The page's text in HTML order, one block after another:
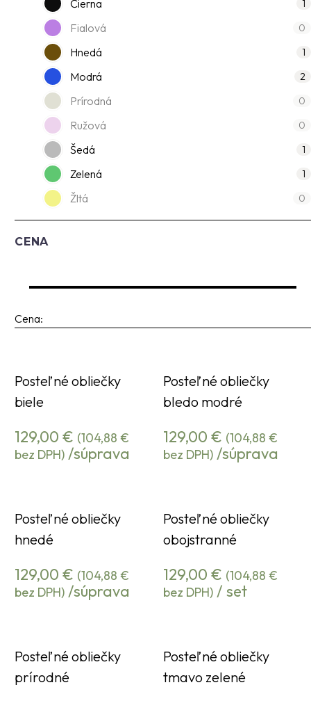
Čierna 1
Fialová 0
Hnedá 1
Modrá 2
Prírodná 0
Ružová 0
Šedá 1
Zelená 1
Žltá 0
CENA
Cena:
Posteľné obliečky
biele
129,00 € (104,88 €
bez DPH) /súprava
Posteľné obliečky
bledo modré
129,00 € (104,88 €
bez DPH) /súprava
Posteľné obliečky
hnedé
129,00 € (104,88 €
bez DPH) /súprava
Posteľné obliečky
obojstranné
129,00 € (104,88 €
bez DPH) / set
Posteľné obliečky
prírodné
Posteľné obliečky
tmavo zelené